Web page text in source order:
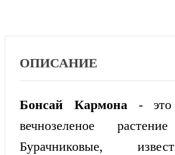
ОПИСАНИЕ
Бонсай Кармона- это
вечнозеленое
Бурачниковые,